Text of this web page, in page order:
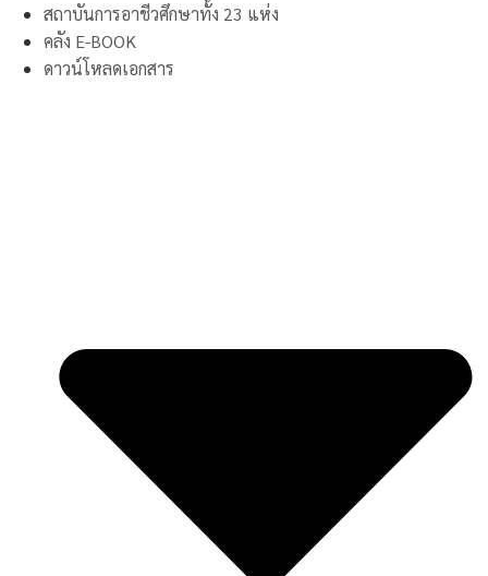
สถาบันการอาชีวศึกษาทั้ง 23 แห่ง
คลัง E-BOOK
ดาวน์โหลดเอกสาร